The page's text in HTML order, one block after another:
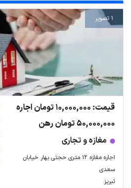
1 تصویر
قیمت: 10,000,000 تومان اجاره
50,000,000 تومان رهن
مغازه و تجاری
اجاره مغازه ۱۲ متری حجتی بهار خیابان
سعدی
تبریز